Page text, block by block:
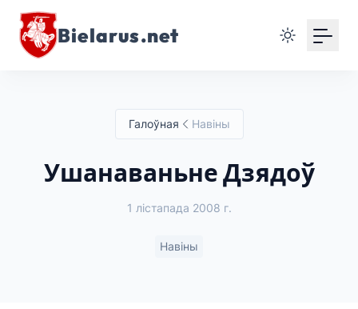
Bielarus.net
Галоўная Навіны
Ушанаваньне Дзядоў
1 лістапада 2008 г.
Навіны